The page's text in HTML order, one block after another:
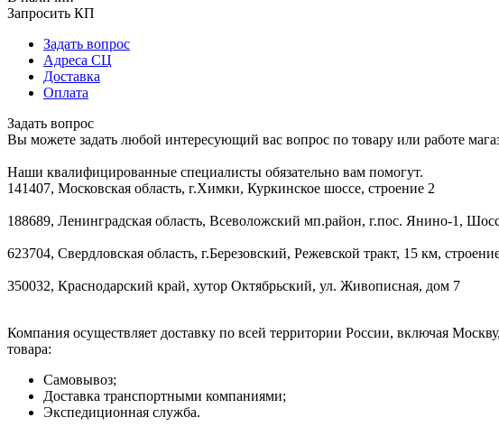
Запросить КП
Задать вопрос
Адреса СЦ
Доставка
Оплата
Задать вопрос
Вы можете задать любой интересующий вас вопрос по товару или работе
Наши квалифицированные специалисты обязательно вам помогут.
141407, Московская область, г.Химки, Куркинское шоссе, строение 2
188689, Ленинградская область, Всеволожский мп.район, г.пос. Янино-1,
623704, Свердловская область, г.Березовский, Режевской тракт, 15 км,
350032, Краснодарский край, хутор Октябрьский, ул. Живописная, дом 7
Компания осуществляет доставку по всей территории России, включая
товара:
Самовывоз;
Доставка транспортными компаниями;
Экспедиционная служба.